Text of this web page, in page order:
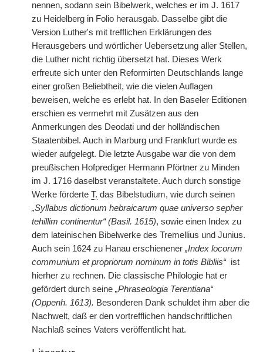
nennen, sodann sein Bibelwerk, welches er im J. 1617
zu Heidelberg in Folio herausgab. Dasselbe gibt die
Version Luther's mit trefflichen Erklärungen des
Herausgebers und wörtlicher Uebersetzung aller Stellen,
die Luther nicht richtig übersetzt hat. Dieses Werk
erfreute sich unter den Reformirten Deutschlands lange
einer großen Beliebtheit, wie die vielen Auflagen
beweisen, welche es erlebt hat. In den Baseler Editionen
erschien es vermehrt mit Zusätzen aus den
Anmerkungen des Deodati und der holländischen
Staatenbibel. Auch in Marburg und Frankfurt wurde es
wieder aufgelegt. Die letzte Ausgabe war die von dem
preußischen Hofprediger Hermann Pförtner zu Minden
im J. 1716 daselbst veranstaltete. Auch durch sonstige
Werke förderte T. das Bibelstudium, wie durch seinen
„Syllabus dictionum hebraicarum quae universo sepher
tehillim continentur“ (Basil. 1615), sowie einen Index zu
dem lateinischen Bibelwerke des Tremellius und Junius.
Auch sein 1624 zu Hanau erschienener „Index locorum
communium et propriorum nominum in totis Bibliis“ ist
hierher zu rechnen. Die classische Philologie hat er
gefördert durch seine „Phraseologia Terentiana“
(Oppenh. 1613). Besonderen Dank schuldet ihm aber die
Nachwelt, daß er den vortrefflichen handschriftlichen
Nachlaß seines Vaters veröffentlicht hat.